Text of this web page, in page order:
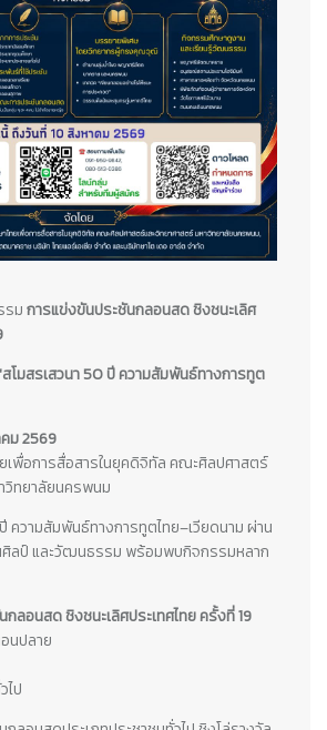
รมการแข่งขันประชันกลอนสด ชิงชนะเลิศ
โมสรเสวนา 50 ปี ความสัมพันธ์ทางการทูต
ม 2569
ยเพื่อการสื่อสารในยุคดิจิทัล คณะศิลปศาสตร์
วิทยาลัยนครพนม
ความสัมพันธ์ทางการทูตไทย–เวียดนาม ผ่าน
ศิลป์ และวัฒนธรรม พร้อมพบกิจกรรมหลาก
ลอนสด ชิงชนะเลิศประเทศไทย ครั้งที่ 19
นปลาย
ไป